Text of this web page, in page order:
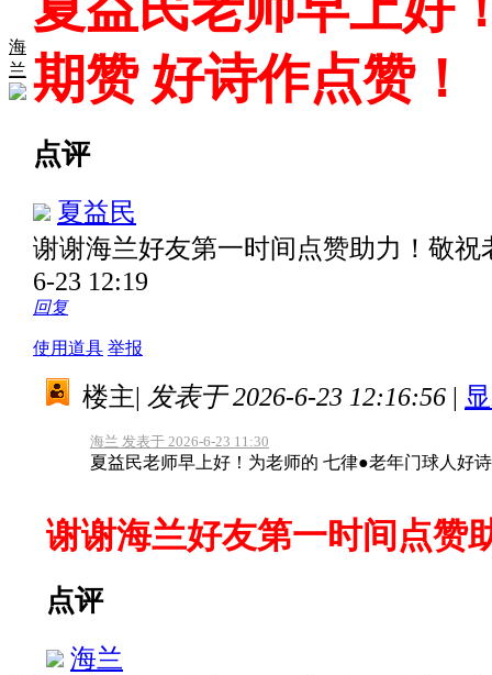
海
兰 期赞 好诗作点赞！
点评
夏益民
谢谢海兰好友第一时间点赞助力！敬
6-23 12:19
回复
使用道具 举报
楼主| 发表于 2026-6-23 12:16:56 |
海兰 发表于 2026-6-23 11:30
夏益民老师早上好！为老师的 七律●老年门球人好
谢谢海兰好友第一时间点赞
点评
海兰